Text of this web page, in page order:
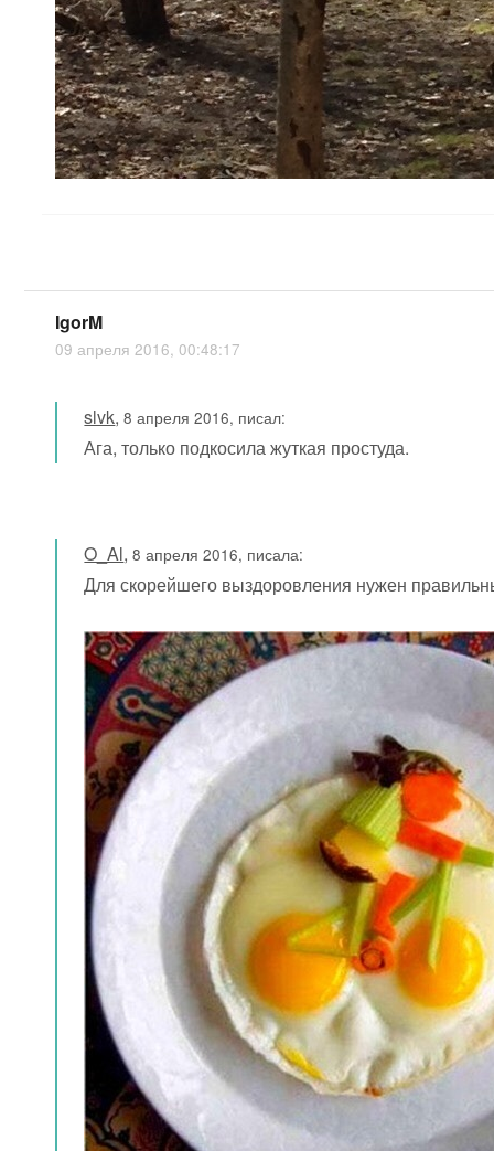
IgorM
09 апреля 2016, 00:48:17
slvk,8 апреля 2016, писал:
Ага, только подкосила жуткая простуда.
O_Al,8 апреля 2016, писала:
Для скорейшего выздоровления нужен